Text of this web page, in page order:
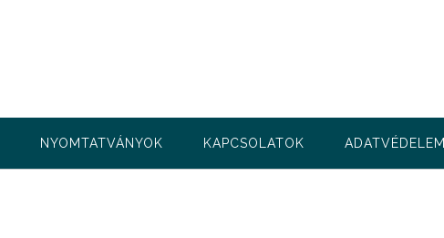
NYOMTATVÁNYOK KAPCSOLATOK ADATVÉDELEM